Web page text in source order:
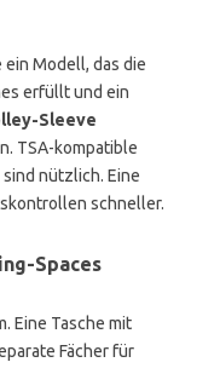
Modell, das die
erfüllt und ein
Sleeve
TSA-kompatible
nützlich. Eine
schneller.
Spaces
Eine Tasche mit
Fächer für